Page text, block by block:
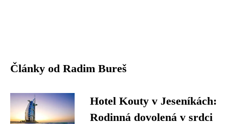
Články od Radim Bureš
Hotel Kouty v Jeseníkách:
Rodinná dovolená v srdci